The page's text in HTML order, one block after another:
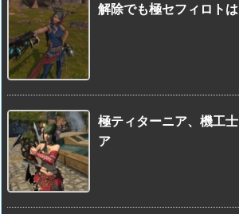
解除でも極セフィロト
極ティターニア、機工
ア